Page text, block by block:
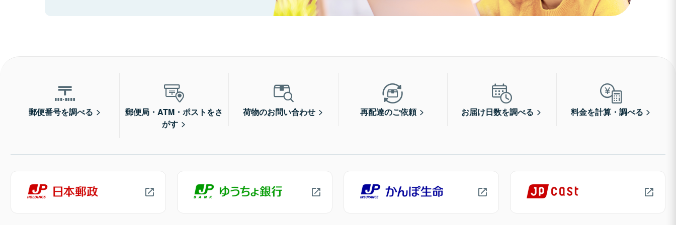
郵便番号を調べる
郵便局・ATM・ポストをさ
がす
荷物のお問い合わせ 再配達のご依頼 お届け日数を調べる 料金を計算・調べる